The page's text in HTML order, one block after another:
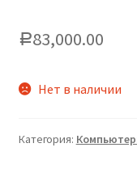
Р83,000.00
Нет в наличии
Категория: